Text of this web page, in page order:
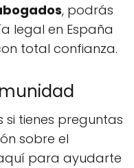
, podrás
legal en España
total confianza.
tienes preguntas
sobre el
para ayudarte